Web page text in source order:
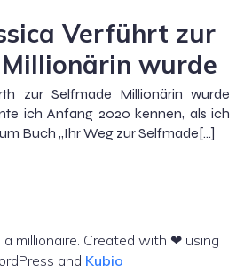
Verführt zur
wurde
zur Selfmade Millionärin wurde
ich Anfang 2020 kennen, als ich
Buch „Ihr Weg zur Selfmade[…]
millionaire. Created with ❤ using
and Kubio